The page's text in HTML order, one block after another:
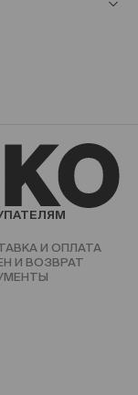
И ОПЛАТА
И ВОЗВРАТ